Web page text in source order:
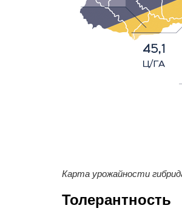
Карта урожайности
Толерантность